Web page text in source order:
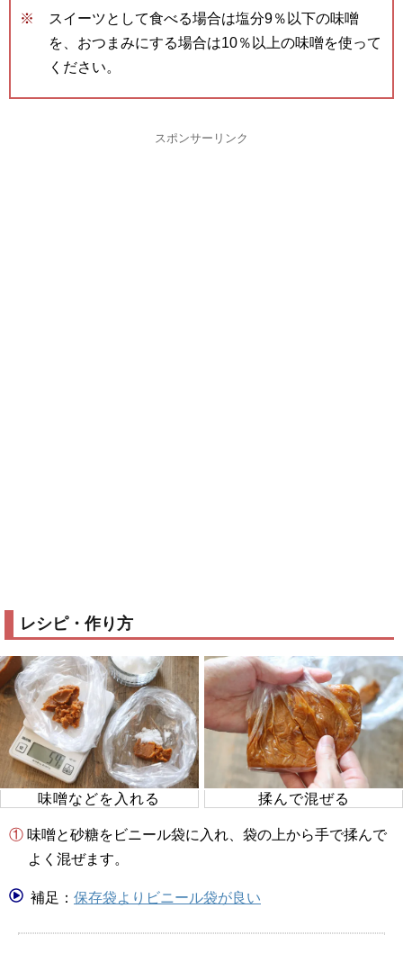
スイーツとして食べる場合は塩分9％以下の味噌
を、おつまみにする場合は10％以上の味噌を使って
ください。
スポンサーリンク
レシピ・作り方
味噌などを入れる 揉んで混ぜる
① 味噌と砂糖をビニール袋に入れ、袋の上から手で揉んで
よく混ぜます。
補足： 保存袋よりビニール袋が良い